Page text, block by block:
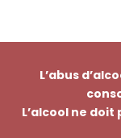
L’abus
L’alcool ne